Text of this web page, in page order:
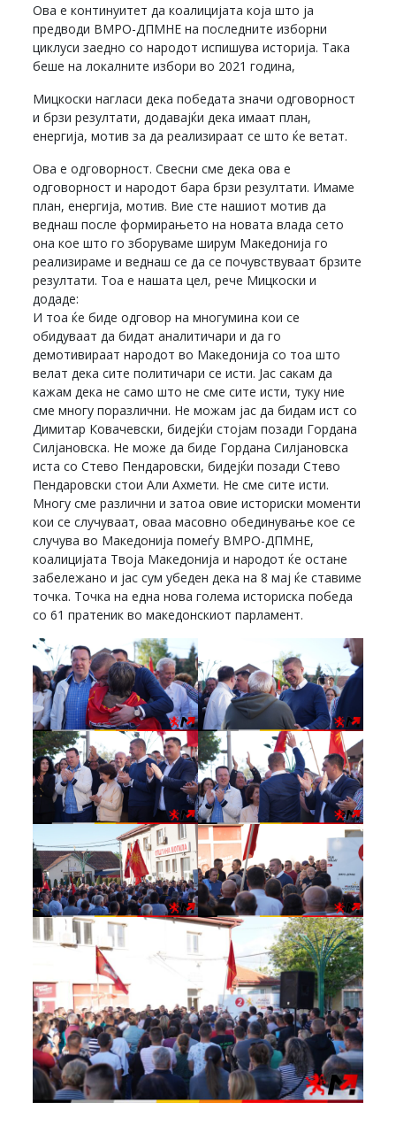
Ова е континуитет да коалицијата која што ја
предводи ВМРО-ДПМНЕ на последните изборни
циклуси заедно со народот испишува историја. Така
беше на локалните избори во 2021 година,
Мицкоски нагласи дека победата значи одговорност
и брзи резултати, додавајќи дека имаат план,
енергија, мотив за да реализираат се што ќе ветат.
Ова е одговорност. Свесни сме дека ова е
одговорност и народот бара брзи резултати. Имаме
план, енергија, мотив. Вие сте нашиот мотив да
веднаш после формирањето на новата влада сето
она кое што го зборуваме ширум Македонија го
реализираме и веднаш се да се почувствуваат брзите
резултати. Тоа е нашата цел, рече Мицкоски и
додаде:
И тоа ќе биде одговор на многумина кои се
обидуваат да бидат аналитичари и да го
демотивираат народот во Македонија со тоа што
велат дека сите политичари се исти. Јас сакам да
кажам дека не само што не сме сите исти, туку ние
сме многу поразлични. Не можам јас да бидам ист со
Димитар Ковачевски, бидејќи стојам позади Гордана
Силјановска. Не може да биде Гордана Силјановска
иста со Стево Пендаровски, бидејќи позади Стево
Пендаровски стои Али Ахмети. Не сме сите исти.
Многу сме различни и затоа овие историски моменти
кои се случуваат, оваа масовно обединување кое се
случува во Македонија помеѓу ВМРО-ДПМНЕ,
коалицијата Твоја Македонија и народот ќе остане
забележано и јас сум убеден дека на 8 мај ќе ставиме
точка. Точка на една нова голема историска победа
со 61 пратеник во македонскиот парламент.